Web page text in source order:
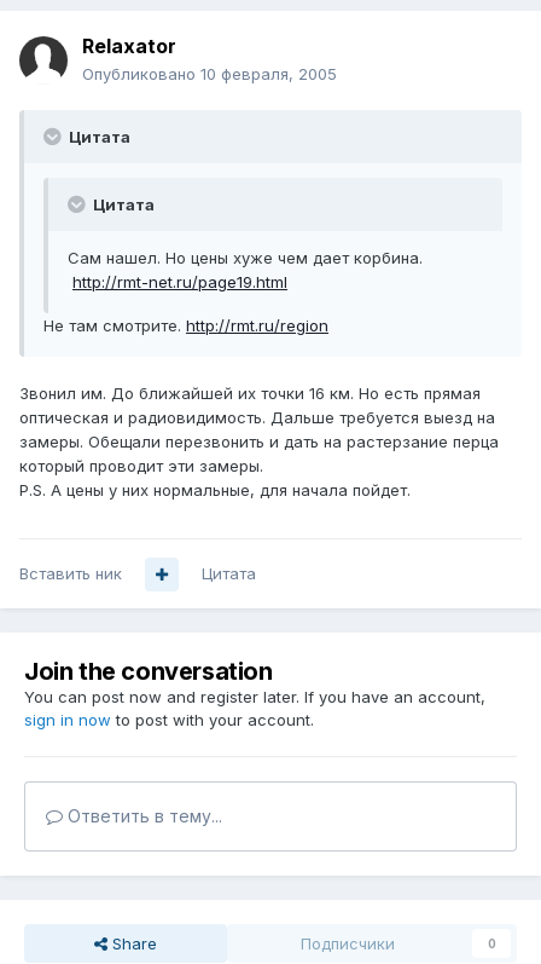
Relaxator
Опубликовано 10 февраля, 2005
Цитата
Цитата
Сам нашел. Но цены хуже чем дает корбина.
http://rmt-net.ru/page19.html
Не там смотрите. http://rmt.ru/region
Звонил им. До ближайшей их точки 16 км. Но есть прямая
оптическая и радиовидимость. Дальше требуется выезд на
замеры. Обещали перезвонить и дать на растерзание перца
который проводит эти замеры.
P.S. А цены у них нормальные, для начала пойдет.
Вставить ник Цитата
Join the conversation
You can post now and register later. If you have an account,
sign in now to post with your account.
Ответить в тему...
Share Подписчики 0